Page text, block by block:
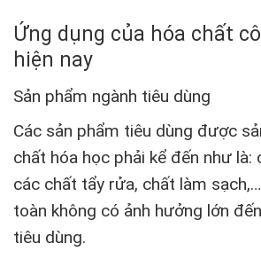
Ứng dụng của hóa chất
hiện nay
Sản phẩm ngành tiêu dùng
Các sản phẩm tiêu dùng được
chất hóa học phải kể đến như là:
các chất tẩy rửa, chất làm
toàn không có ảnh hưởng lớn
tiêu dùng.